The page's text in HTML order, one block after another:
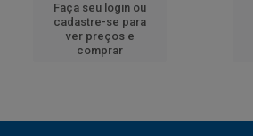
Faça seu login ou
cadastre-se para
ver preços e
comprar